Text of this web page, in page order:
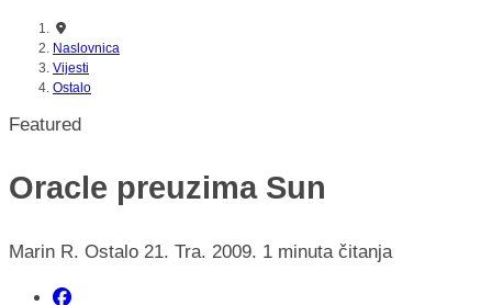
Naslovnica
Vijesti
Ostalo
Featured
Oracle preuzima Sun
Marin R. Ostalo 21. Tra. 2009. 1 minuta čitanja